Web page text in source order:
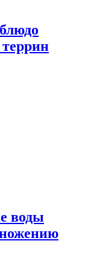
воды